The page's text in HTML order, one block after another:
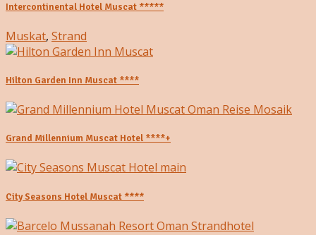
Intercontinental Hotel Muscat *****
Muskat, Strand
Hilton Garden Inn Muscat ****
Grand Millennium Muscat Hotel ****+
City Seasons Hotel Muscat ****